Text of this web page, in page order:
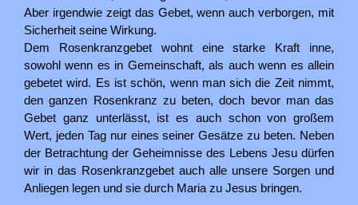
Aber irgendwie zeigt das Gebet, wenn auch verborgen, mit
Sicherheit seine Wirkung.
Dem Rosenkranzgebet wohnt eine starke Kraft inne,
sowohl wenn es in Gemeinschaft, als auch wenn es allein
gebetet wird. Es ist schön, wenn man sich die Zeit nimmt,
den ganzen Rosenkranz zu beten, doch bevor man das
Gebet ganz unterlässt, ist es auch schon von großem
Wert, jeden Tag nur eines seiner Gesätze zu beten. Neben
der Betrachtung der Geheimnisse des Lebens Jesu dürfen
wir in das Rosenkranzgebet auch alle unsere Sorgen und
Anliegen legen und sie durch Maria zu Jesus bringen.